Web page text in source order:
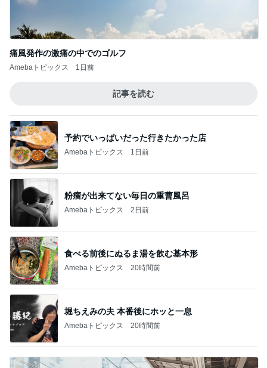
痛風発作の激痛の中でのゴルフ
Amebaトピックス 1日前
記事を読む
予約でいっぱいだった行きたかった店
Amebaトピックス 1日前
粉瘤が出来てない毎日の重曹風呂
Amebaトピックス 2日前
食べる前後にぬるま湯を飲む基本形
Amebaトピックス 20時間前
堀ちえみの夫 本番後にホッと一息
Amebaトピックス 20時間前